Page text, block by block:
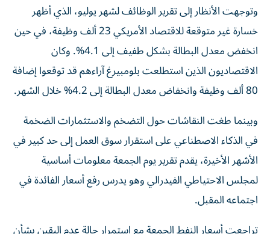
وتوجهت الأنظار إلى تقرير الوظائف لشهر يوليو، الذي أظهر
خسارة غير متوقعة للاقتصاد الأمريكي 23 ألف وظيفة، في حين
انخفض معدل البطالة بشكل طفيف إلى 4.1%. وكان
الاقتصاديون الذين استطلعت بلومبيرغ آراءهم قد توقعوا إضافة
80 ألف وظيفة وانخفاض معدل البطالة إلى 4.2% خلال الشهر.
وبينما طغت النقاشات حول التضخم والاستثمارات الضخمة
في الذكاء الاصطناعي على استقرار سوق العمل إلى حد كبير في
الأشهر الأخيرة، يقدم تقرير يوم الجمعة معلومات أساسية
لمجلس الاحتياطي الفيدرالي وهو يدرس رفع أسعار الفائدة في
اجتماعه المقبل.